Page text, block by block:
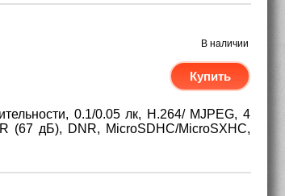
В наличии
Купить
0.1/0.05 лк, H.264/ MJPEG, 4
(67 дБ), DNR, MicroSDHC/MicroSXHC,